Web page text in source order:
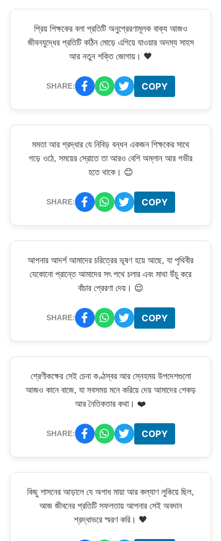
প্রিয় শিক্ষকের বলা প্রতিটি অনুপ্রেরণামূলক বাক্য আজও
জীবনযুদ্ধের প্রতিটি কঠিন মোড়ে এগিয়ে যাওয়ার অদম্য সাহস
আর নতুন শক্তি জোগায়। 🖤
SHARE: COPY
মমতা আর শ্রদ্ধার যে নিবিড় বন্ধন একজন শিক্ষকের সাথে
গড়ে ওঠে, সময়ের স্রোতে তা আরও বেশি অম্লান আর গভীর
হতে থাকে। 😊
SHARE: COPY
আপনার আদর্শ আমাদের চরিত্রের ভূষণ হয়ে আছে, যা পৃথিবীর
যেকোনো প্রান্তে আমাদের সৎ পথে চলার এবং মাথা উঁচু করে
বাঁচার প্রেরণা দেয়। 😌
SHARE: COPY
শ্রেণীকক্ষের সেই চেনা কণ্ঠস্বর আর স্নেহময় উপদেশগুলো
আজও কানে বাজে, যা সবসময় মনে করিয়ে দেয় আমাদের শেকড়
আর নৈতিকতার কথা। ❤️
SHARE: COPY
কিছু শাসনের আড়ালে যে অগাধ মায়া আর কল্যাণ লুকিয়ে ছিল,
আজ জীবনের প্রতিটি সফলতায় আপনার সেই অবদান
শ্রদ্ধাভরে স্মরণ করি। 🖤